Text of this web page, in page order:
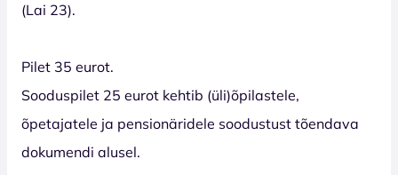
(Lai 23).
Pilet 35 eurot.
Sooduspilet 25 eurot kehtib (üli)õpilastele,
õpetajatele ja pensionäridele soodustust tõendava
dokumendi alusel.